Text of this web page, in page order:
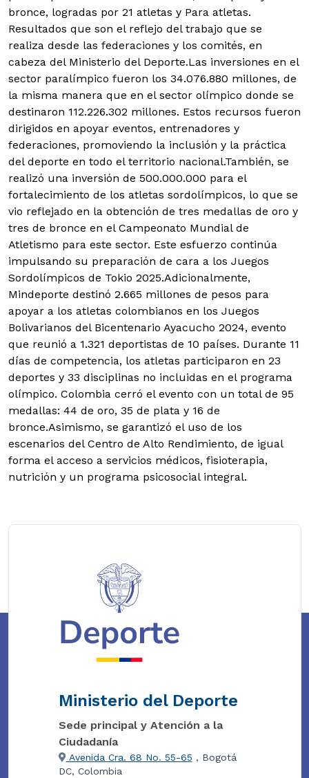
bronce, logradas por 21 atletas y Para atletas.
Resultados que son el reflejo del trabajo que se
realiza desde las federaciones y los comités, en
cabeza del Ministerio del Deporte.Las inversiones en el
sector paralímpico fueron los 34.076.880 millones, de
la misma manera que en el sector olímpico donde se
destinaron 112.226.302 millones. Estos recursos fueron
dirigidos en apoyar eventos, entrenadores y
federaciones, promoviendo la inclusión y la práctica
del deporte en todo el territorio nacional.También, se
realizó una inversión de 500.000.000 para el
fortalecimiento de los atletas sordolímpicos, lo que se
vio reflejado en la obtención de tres medallas de oro y
tres de bronce en el Campeonato Mundial de
Atletismo para este sector. Este esfuerzo continúa
impulsando su preparación de cara a los Juegos
Sordolímpicos de Tokio 2025.Adicionalmente,
Mindeporte destinó 2.665 millones de pesos para
apoyar a los atletas colombianos en los Juegos
Bolivarianos del Bicentenario Ayacucho 2024, evento
que reunió a 1.321 deportistas de 10 países. Durante 11
días de competencia, los atletas participaron en 23
deportes y 33 disciplinas no incluidas en el programa
olímpico. Colombia cerró el evento con un total de 95
medallas: 44 de oro, 35 de plata y 16 de
bronce.Asimismo, se garantizó el uso de los
escenarios del Centro de Alto Rendimiento, de igual
forma el acceso a servicios médicos, fisioterapia,
nutrición y un programa psicosocial integral.
Ministerio del Deporte
Sede principal y Atención a la
Ciudadanía
Avenida Cra. 68 No. 55-65 , Bogotá
DC, Colombia